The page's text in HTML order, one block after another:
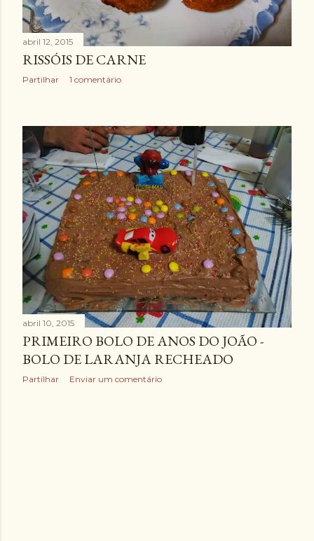
abril 12, 2015
RISSÓIS DE CARNE
Partilhar 1 comentário
abril 10, 2015
PRIMEIRO BOLO DE ANOS DO JOÃO -
BOLO DE LARANJA RECHEADO
Partilhar Enviar um comentário